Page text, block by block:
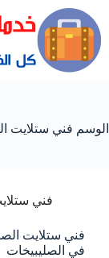
الوسم فني ستلايت
فني
في الصليبيخات